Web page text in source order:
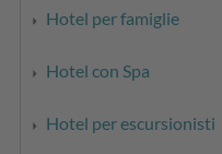
Hotel per famiglie
Hotel con Spa
Hotel per escursionisti